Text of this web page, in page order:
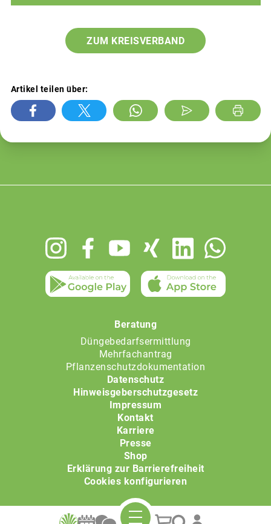
ZUM KREISVERBAND
Artikel teilen über:
Beratung
Düngebedarfsermittlung
Mehrfachantrag
Pflanzenschutzdokumentation
Datenschutz
Hinweisgeberschutzgesetz
Impressum
Kontakt
Karriere
Presse
Shop
Erklärung zur Barrierefreiheit
Cookies konfigurieren